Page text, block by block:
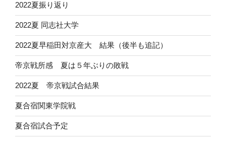
2022夏振り返り
2022夏 同志社大学
2022夏早稲田対京産大 結果（後半も追記）
帝京戦所感 夏は５年ぶりの敗戦
2022夏 帝京戦試合結果
夏合宿関東学院戦
夏合宿試合予定